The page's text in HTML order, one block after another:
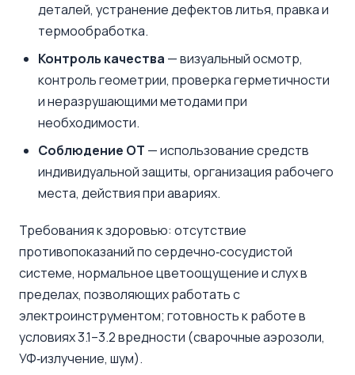
деталей, устранение дефектов литья, правка и
термообработка.
Контроль качества — визуальный осмотр,
контроль геометрии, проверка герметичности
и неразрушающими методами при
необходимости.
Соблюдение ОТ — использование средств
индивидуальной защиты, организация рабочего
места, действия при авариях.
Требования к здоровью: отсутствие
противопоказаний по сердечно‑сосудистой
системе, нормальное цветоощущение и слух в
пределах, позволяющих работать с
электроинструментом; готовность к работе в
условиях 3.1–3.2 вредности (сварочные аэрозоли,
УФ‑излучение, шум).